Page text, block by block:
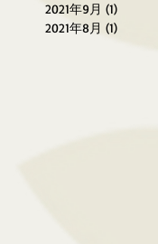
2021年9月 (1)
2021年8月 (1)